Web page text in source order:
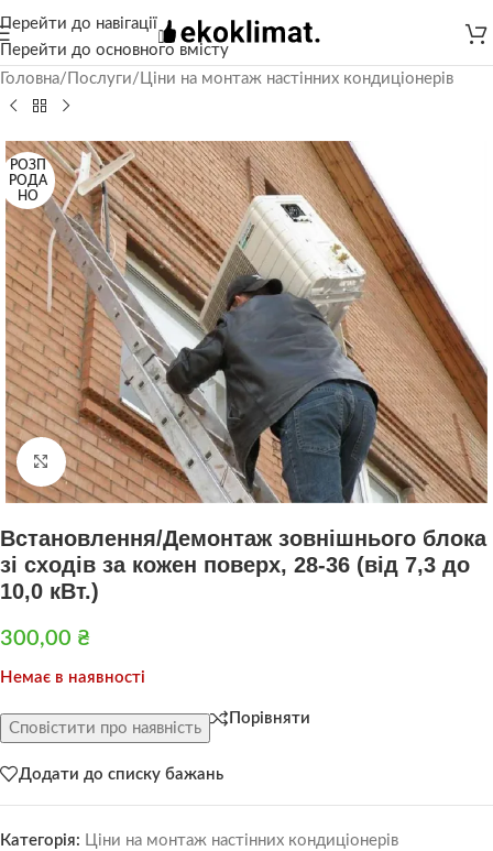
Перейти до навігації
Перейти до основного вмісту
Головна/ Послуги/ Ціни на монтаж настінних кондиціонерів
РОЗП
РОДА
НО
Натисніть, щоб збільшити
Встановлення/Демонтаж зовнішнього блока
зі сходів за кожен поверх, 28-36 (від 7,3 до
10,0 кВт.)
300,00 ₴
Немає в наявності
Сповістити про наявність
Порівняти
Додати до списку бажань
Категорія: Ціни на монтаж настінних кондиціонерів